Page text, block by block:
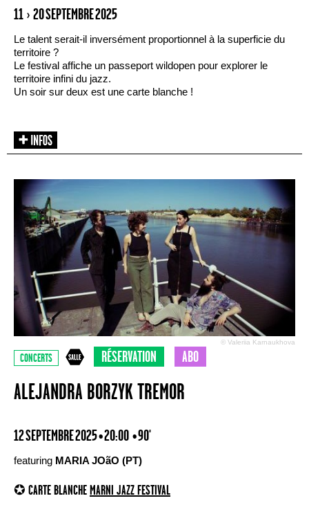
11 › 20 SEPTEMBRE 2025
Le talent serait-il inversément proportionnel à la superficie du
territoire ?
Le festival affiche un passeport wildopen pour explorer le
territoire infini du jazz.
Un soir sur deux est une carte blanche !
© Valeriia Karnaukhova
CONCERTS RÉSERVATION ABO
ALEJANDRA BORZYK TREMOR
12 SEPTEMBRE 2025 • 20:00 • 90'
featuring MARIA JOãO (PT)
✪ CARTE BLANCHE MARNI JAZZ FESTIVAL